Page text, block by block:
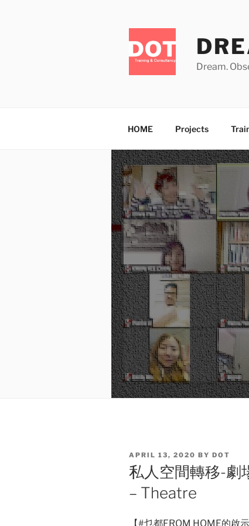
Dream.
HOME Projects
POSTED
ON
APRIL 13, 2020 BY DOT
私人空間轉移-劇
– Theatre
【#乜都FROM HOME的啟